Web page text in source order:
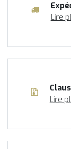
Lire
Lire